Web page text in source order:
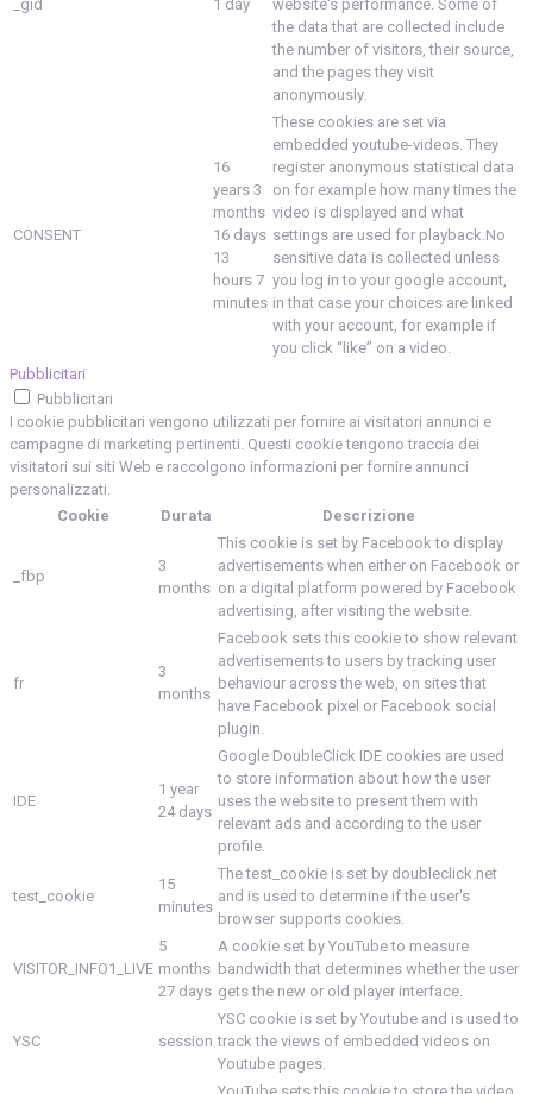
_gid 1 day
website's performance. Some of
the data that are collected include
the number of visitors, their source,
and the pages they visit
anonymously.
CONSENT
16
years 3
months
16 days
13
hours 7
minutes
These cookies are set via
embedded youtube-videos. They
register anonymous statistical data
on for example how many times the
video is displayed and what
settings are used for playback.No
sensitive data is collected unless
you log in to your google account,
in that case your choices are linked
with your account, for example if
you click “like” on a video.
Pubblicitari
Pubblicitari
I cookie pubblicitari vengono utilizzati per fornire ai visitatori annunci e
campagne di marketing pertinenti. Questi cookie tengono traccia dei
visitatori sui siti Web e raccolgono informazioni per fornire annunci
personalizzati.
Cookie
Durata Descrizione
_fbp
3
months
This cookie is set by Facebook to display
advertisements when either on Facebook or
on a digital platform powered by Facebook
advertising, after visiting the website.
fr
3
months
Facebook sets this cookie to show relevant
advertisements to users by tracking user
behaviour across the web, on sites that
have Facebook pixel or Facebook social
plugin.
IDE
1 year
24 days
Google DoubleClick IDE cookies are used
to store information about how the user
uses the website to present them with
relevant ads and according to the user
profile.
test_cookie
15
minutes
The test_cookie is set by doubleclick.net
and is used to determine if the user's
browser supports cookies.
VISITOR_INFO1_LIVE
5
months
27 days
A cookie set by YouTube to measure
bandwidth that determines whether the user
gets the new or old player interface.
YSC session
YSC cookie is set by Youtube and is used to
track the views of embedded videos on
Youtube pages.